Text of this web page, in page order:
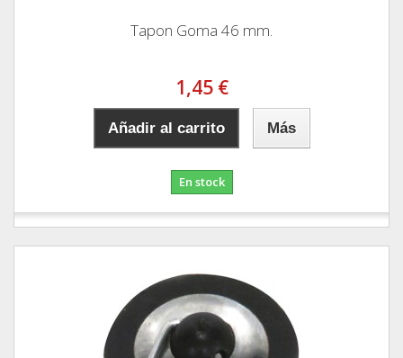
Tapon Goma 46 mm.
1,45 €
Añadir al carrito Más
En stock